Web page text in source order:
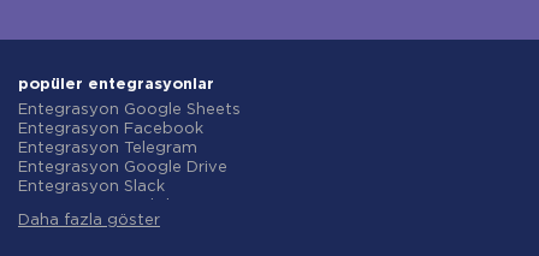
popüler entegrasyonlar
Entegrasyon Google Sheets
Entegrasyon Facebook
Entegrasyon Telegram
Entegrasyon Google Drive
Entegrasyon Slack
Entegrasyon Gmail
Daha fazla göster